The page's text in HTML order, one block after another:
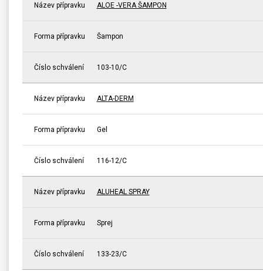
Název přípravku ALOE -VERA ŠAMPON
Forma přípravku Šampon
Číslo schválení 103-10/C
Název přípravku ALTA-DERM
Forma přípravku Gel
Číslo schválení 116-12/C
Název přípravku ALUHEAL SPRAY
Forma přípravku Sprej
Číslo schválení 133-23/C